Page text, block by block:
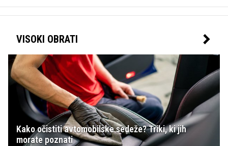
VISOKI OBRATI
Kako očistiti avtomobilske sedeže? Triki, ki jih
morate poznati